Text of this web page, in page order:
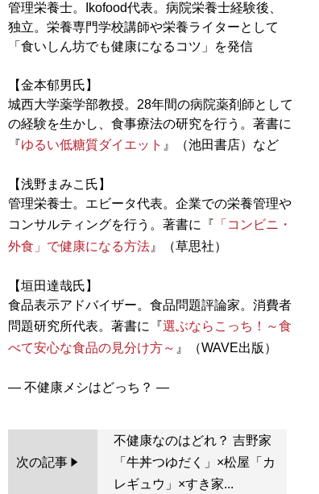
管理栄養士。Ikofood代表。病院栄養士経験後、
独立。栄養専門学校講師や栄養ライターとして
「食いしん坊でも健康になるコツ」を発信
【金本郁男氏】
城西大学薬学部教授。28年間の病院薬剤師として
の経験を生かし、食事療法の研究を行う。著書に
『ゆるい低糖質ダイエット 』（池田書店）など
【浅野まみこ氏】
管理栄養士。エビータ代表。企業での栄養管理や
コンサルティングを行う。著書に『 「コンビニ・
外食」で健康になる方法 』（草思社）
【垣田達哉氏】
食品表示アドバイザー。食品問題評論家。消費者
問題研究所代表。著書に『選ぶならこっち！～食
べて安心な食品の見分け方～ 』（WAVE出版）
次の記事
不健康なのはどれ？ 吉野家
「牛丼つゆだく」×松屋「カ
レギュウ」×すき家...